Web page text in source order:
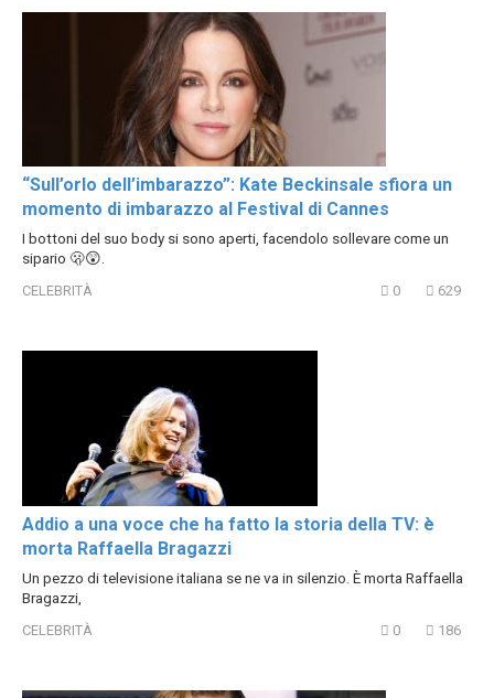
“Sull’orlo dell’imbarazzo”: Kate Beckinsale sfiora un
momento di imbarazzo al Festival di Cannes
I bottoni del suo body si sono aperti, facendolo sollevare come un
sipario 🫢😲.
CELEBRITÀ 0 629
Addio a una voce che ha fatto la storia della TV: è
morta Raffaella Bragazzi
Un pezzo di televisione italiana se ne va in silenzio. È morta Raffaella
Bragazzi,
CELEBRITÀ 0 186